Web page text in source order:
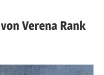
Verena Rank